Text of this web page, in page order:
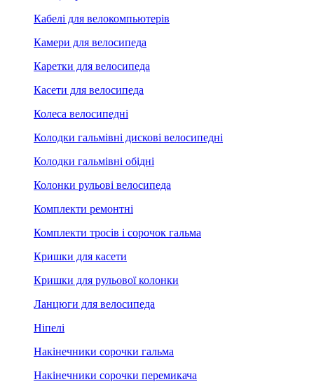
Кабелі для велокомпьютерів
Камери для велосипеда
Каретки для велосипеда
Касети для велосипеда
Колеса велосипедні
Колодки гальмівні дискові велосипедні
Колодки гальмівні обідні
Колонки рульові велосипеда
Комплекти ремонтні
Комплекти тросів і сорочок гальма
Кришки для касети
Кришки для рульової колонки
Ланцюги для велосипеда
Ніпелі
Накінечники сорочки гальма
Накінечники сорочки перемикача